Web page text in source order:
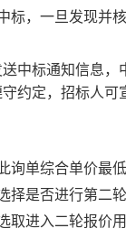
标，一旦发现并
中标通知信息
约定，招标人
询单综合单价最
择是否进行第二
取进入二轮报价